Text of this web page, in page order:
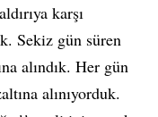
karşı
Sekiz gün süren
alındık. Her gün
alınıyorduk.